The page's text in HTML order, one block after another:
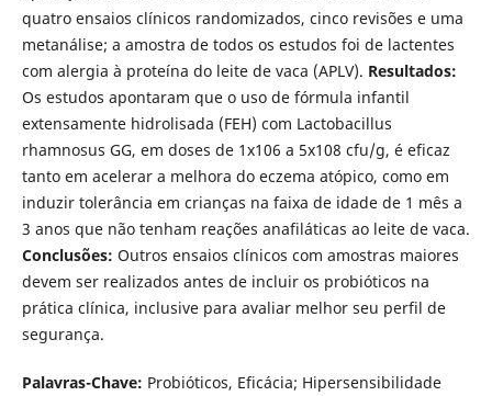
quatro ensaios clínicos randomizados, cinco revisões e uma
metanálise; a amostra de todos os estudos foi de lactentes
com alergia à proteína do leite de vaca (APLV). Resultados:
Os estudos apontaram que o uso de fórmula infantil
extensamente hidrolisada (FEH) com Lactobacillus
rhamnosus GG, em doses de 1x106 a 5x108 cfu/g, é eficaz
tanto em acelerar a melhora do eczema atópico, como em
induzir tolerância em crianças na faixa de idade de 1 mês a
3 anos que não tenham reações anafiláticas ao leite de vaca.
Conclusões: Outros ensaios clínicos com amostras maiores
devem ser realizados antes de incluir os probióticos na
prática clínica, inclusive para avaliar melhor seu perfil de
segurança.
Palavras-Chave: Probióticos, Eficácia; Hipersensibilidade